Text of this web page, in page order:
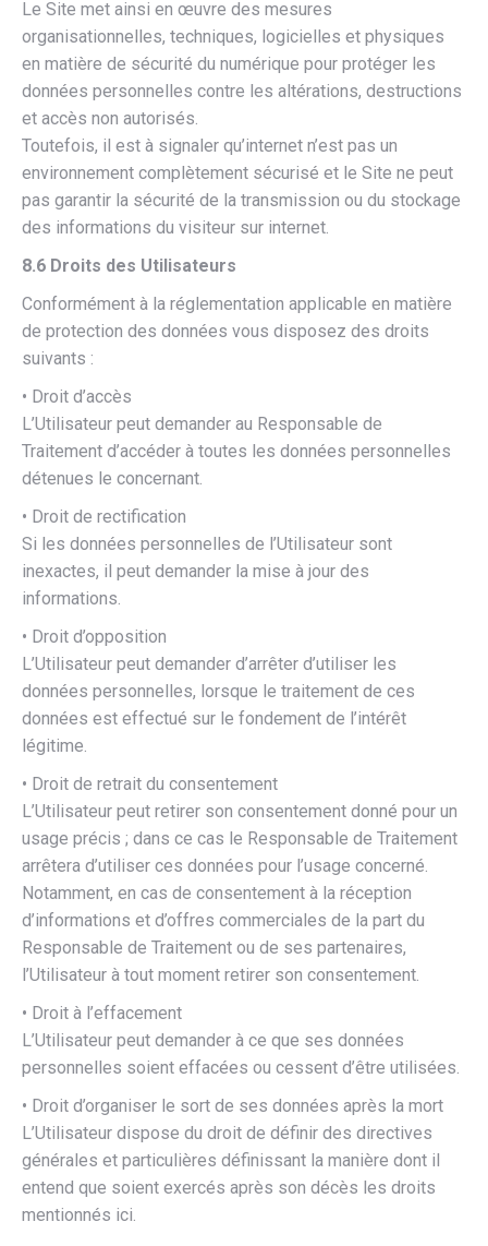
Le Site met ainsi en œuvre des mesures
organisationnelles, techniques, logicielles et physiques
en matière de sécurité du numérique pour protéger les
données personnelles contre les altérations, destructions
et accès non autorisés.
Toutefois, il est à signaler qu’internet n’est pas un
environnement complètement sécurisé et le Site ne peut
pas garantir la sécurité de la transmission ou du stockage
des informations du visiteur sur internet.
8.6 Droits des Utilisateurs
Conformément à la réglementation applicable en matière
de protection des données vous disposez des droits
suivants :
• Droit d’accès
L’Utilisateur peut demander au Responsable de
Traitement d’accéder à toutes les données personnelles
détenues le concernant.
• Droit de rectification
Si les données personnelles de l’Utilisateur sont
inexactes, il peut demander la mise à jour des
informations.
• Droit d’opposition
L’Utilisateur peut demander d’arrêter d’utiliser les
données personnelles, lorsque le traitement de ces
données est effectué sur le fondement de l’intérêt
légitime.
• Droit de retrait du consentement
L’Utilisateur peut retirer son consentement donné pour un
usage précis ; dans ce cas le Responsable de Traitement
arrêtera d’utiliser ces données pour l’usage concerné.
Notamment, en cas de consentement à la réception
d’informations et d’offres commerciales de la part du
Responsable de Traitement ou de ses partenaires,
l’Utilisateur à tout moment retirer son consentement.
• Droit à l’effacement
L’Utilisateur peut demander à ce que ses données
personnelles soient effacées ou cessent d’être utilisées.
• Droit d’organiser le sort de ses données après la mort
L’Utilisateur dispose du droit de définir des directives
générales et particulières définissant la manière dont il
entend que soient exercés après son décès les droits
mentionnés ici.